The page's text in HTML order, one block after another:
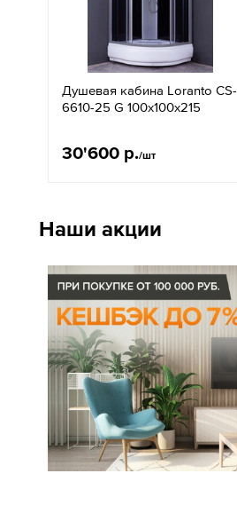
Душевая кабина Loranto CS-
6610-25 G 100х100х215
30'600 р./шт
Наши акции